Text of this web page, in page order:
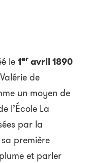
le1er avril 1890
de
un moyen de
l’École La
par la
première
et parler